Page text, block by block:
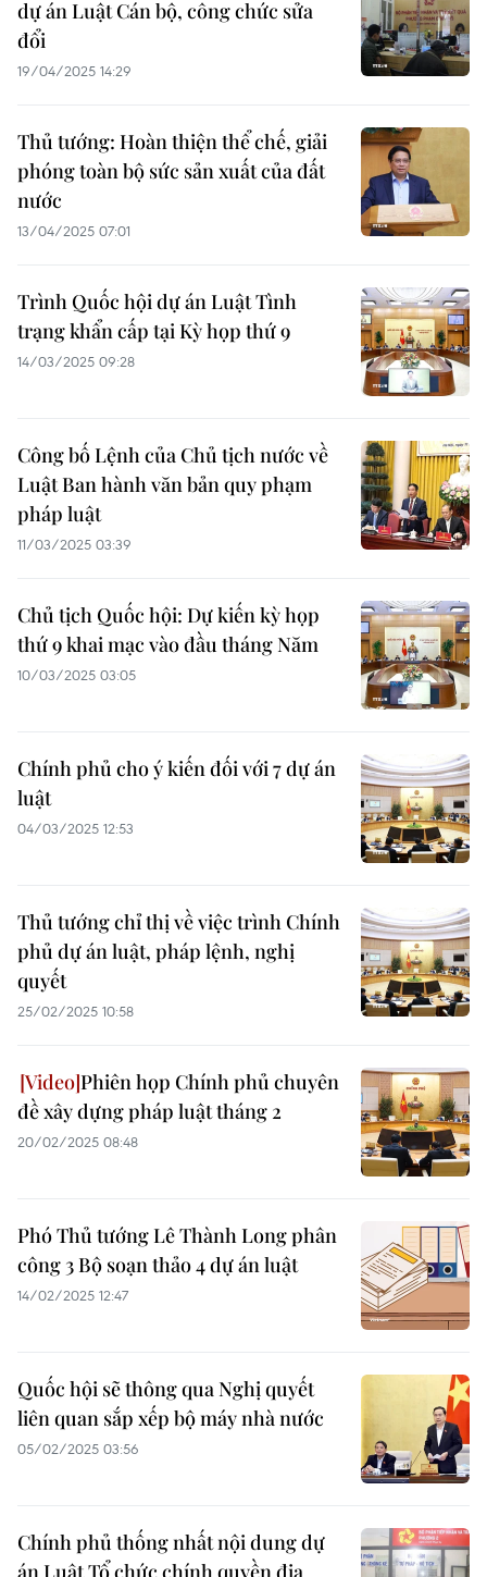
dự án Luật Cán bộ, công chức sửa
đổi
19/04/2025 14:29
Thủ tướng: Hoàn thiện thể chế, giải
phóng toàn bộ sức sản xuất của đất
nước
13/04/2025 07:01
Trình Quốc hội dự án Luật Tình
trạng khẩn cấp tại Kỳ họp thứ 9
14/03/2025 09:28
Công bố Lệnh của Chủ tịch nước về
Luật Ban hành văn bản quy phạm
pháp luật
11/03/2025 03:39
Chủ tịch Quốc hội: Dự kiến kỳ họp
thứ 9 khai mạc vào đầu tháng Năm
10/03/2025 03:05
Chính phủ cho ý kiến đối với 7 dự án
luật
04/03/2025 12:53
Thủ tướng chỉ thị về việc trình Chính
phủ dự án luật, pháp lệnh, nghị
quyết
25/02/2025 10:58
Phiên họp Chính phủ chuyên
đề xây dựng pháp luật tháng 2
20/02/2025 08:48
Phó Thủ tướng Lê Thành Long phân
công 3 Bộ soạn thảo 4 dự án luật
14/02/2025 12:47
Quốc hội sẽ thông qua Nghị quyết
liên quan sắp xếp bộ máy nhà nước
05/02/2025 03:56
Chính phủ thống nhất nội dung dự
án Luật Tổ chức chính quyền địa